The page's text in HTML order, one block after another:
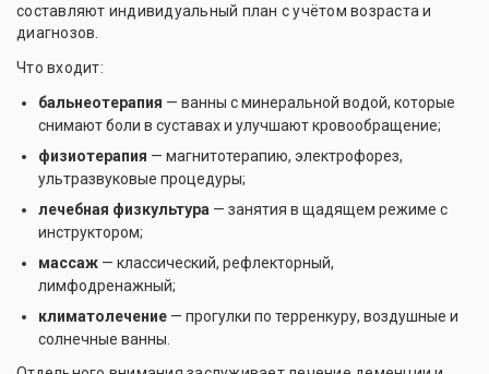
составляют индивидуальный план с учётом возраста и
диагнозов.
Что входит:
бальнеотерапия — ванны с минеральной водой, которые
снимают боли в суставах и улучшают кровообращение;
физиотерапия — магнитотерапию, электрофорез,
ультразвуковые процедуры;
лечебная физкультура — занятия в щадящем режиме с
инструктором;
массаж — классический, рефлекторный,
лимфодренажный;
климатолечение — прогулки по терренкуру, воздушные и
солнечные ванны.